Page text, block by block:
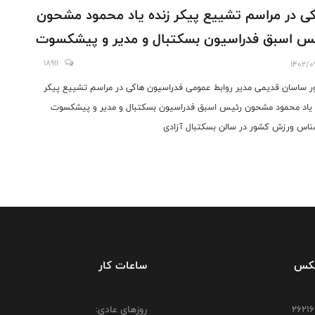
در مراسم تشییع پیکر زنده یاد محمود مشحون
اسبق فدراسیون بسکتبال و مدیر و پیشکسوت
ورزش کشور در سالن بسکتبال آزادی
1402/
18911
ساسان قدیمی مدیر روابط عمومی فدراسیون هاکی در مراسم تشییع پیکر
یاد محمود مشحون رئیس اسبق فدراسیون بسکتبال و مدیر و پیشکسوت
ورزش کشور در سالن بسکتبال آزادی
ساعات کار
روزهای عادی: